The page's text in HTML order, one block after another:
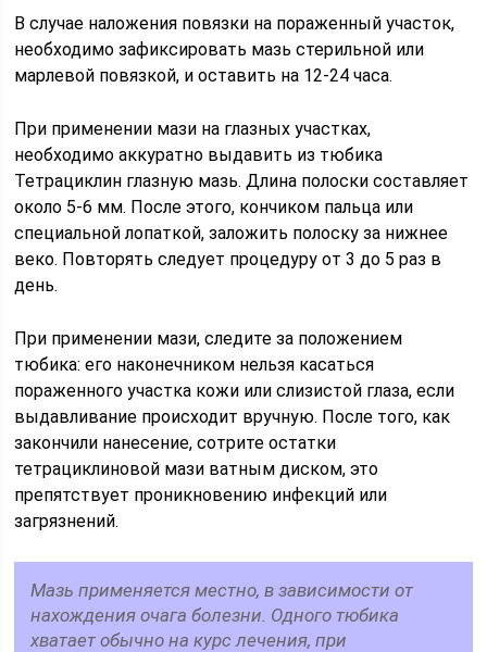
В случае наложения повязки на пораженный участок,
необходимо зафиксировать мазь стерильной или
марлевой повязкой, и оставить на 12-24 часа.
При применении мази на глазных участках,
необходимо аккуратно выдавить из тюбика
Тетрациклин глазную мазь. Длина полоски составляет
около 5-6 мм. После этого, кончиком пальца или
специальной лопаткой, заложить полоску за нижнее
веко. Повторять следует процедуру от 3 до 5 раз в
день.
При применении мази, следите за положением
тюбика: его наконечником нельзя касаться
пораженного участка кожи или слизистой глаза, если
выдавливание происходит вручную. После того, как
закончили нанесение, сотрите остатки
тетрациклиновой мази ватным диском, это
препятствует проникновению инфекций или
загрязнений.
Мазь применяется местно, в зависимости от
нахождения очага болезни. Одного тюбика
хватает обычно на курс лечения, при